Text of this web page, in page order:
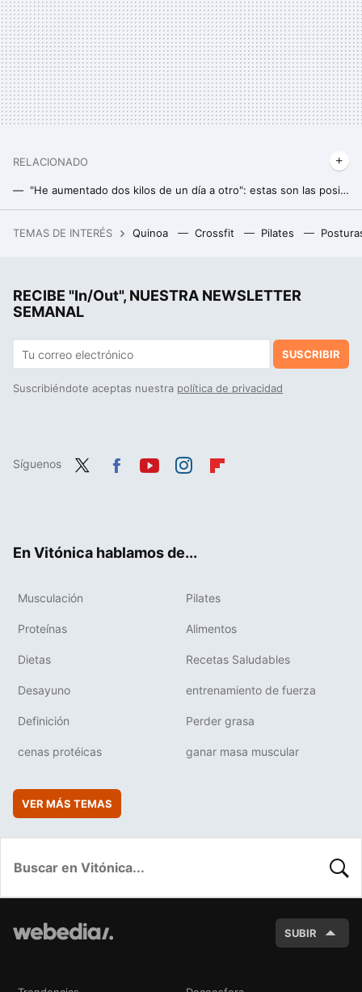
RELACIONADO
"He aumentado dos kilos de un día a otro": estas son las posibles razones de los cambios de peso injustificados
Más pak choi y menos tomate: cómo las verduras asiáticas están revolucionando la huerta valenciana
TEMAS DE INTERÉS Quinoa Crossfit Pilates
RECIBE "In/Out", NUESTRA NEWSLETTER
SEMANAL
SUSCRIBIR
Suscribiéndote aceptas nuestra política de privacidad
Síguenos
En Vitónica hablamos de...
Musculación Pilates
Proteínas Alimentos
Dietas Recetas Saludables
Desayuno entrenamiento de fuerza
Definición Perder grasa
cenas protéicas ganar masa muscular
VER MÁS TEMAS
SUBIR